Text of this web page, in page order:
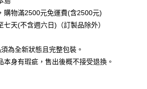
含以上)免運費
購物滿2500元免運費(含2500元)
七天(不含週六日)（訂製品除外）
為全新狀態且完整包裝。
本身有瑕疵，售出後概不接受退換。